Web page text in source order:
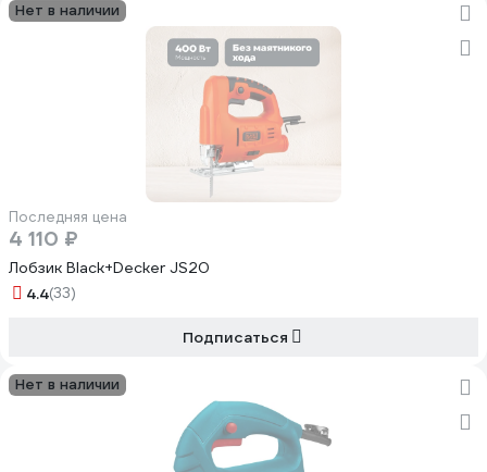
Нет в наличии
Последняя цена
4 110 ₽
Лобзик Black+Decker JS20
4.4(33)
Подписаться
Нет в наличии